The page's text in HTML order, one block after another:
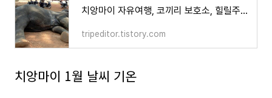
치앙마이 자유여행, 코끼리 보호소, 힐릴주려다 오히려 힐링받는 곳.
tripeditor.tistory.com
치앙마이 1월 날씨 기온